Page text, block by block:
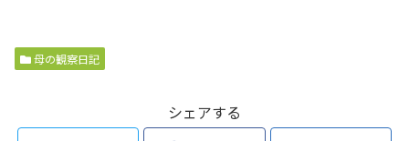
母の観察日記
シェアする